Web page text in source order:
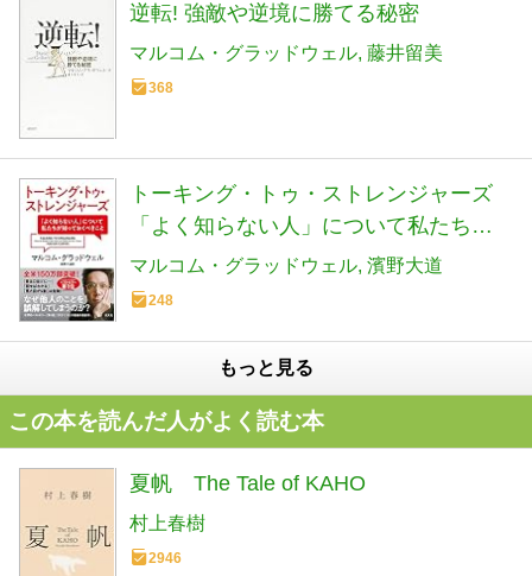
逆転! 強敵や逆境に勝てる秘密
マルコム・グラッドウェル 藤井留美
368
トーキング・トゥ・ストレンジャーズ
「よく知らない人」について私たちが
知っておくべきこと
マルコム・グラッドウェル 濱野大道
248
もっと見る
この本を読んだ人がよく読む本
夏帆 The Tale of KAHO
村上春樹
2946